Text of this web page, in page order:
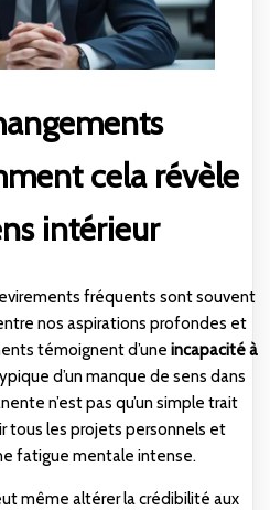
cela révèle
intérieur
fréquents sont souvent
nos aspirations profondes et
témoignent d’une incapacité à
d’un manque de sens dans
n’est pas qu’un simple trait
tous les projets personnels et
fatigue mentale intense.
même altérer la crédibilité aux